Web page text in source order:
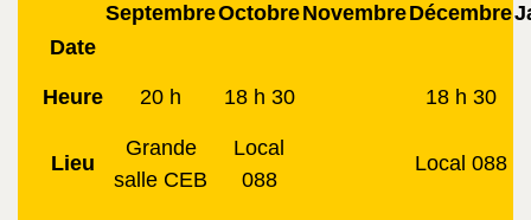
SeptembreOctobreNovembreDécembre
Date
Heure 20 h 18 h 30 18 h 30
Lieu
Grande
salle CEB
Local
088
Local 088